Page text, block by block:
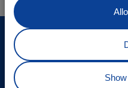
© Cargo Floor B.V. Byte
Site